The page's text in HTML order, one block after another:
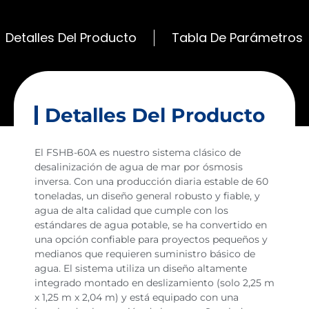
Detalles Del Producto Tabla De Parámetros
Detalles Del Producto
El FSHB-60A es nuestro sistema clásico de
desalinización de agua de mar por ósmosis
inversa. Con una producción diaria estable de 60
toneladas, un diseño general robusto y fiable, y
agua de alta calidad que cumple con los
estándares de agua potable, se ha convertido en
una opción confiable para proyectos pequeños y
medianos que requieren suministro básico de
agua. El sistema utiliza un diseño altamente
integrado montado en deslizamiento (solo 2,25 m
x 1,25 m x 2,04 m) y está equipado con una